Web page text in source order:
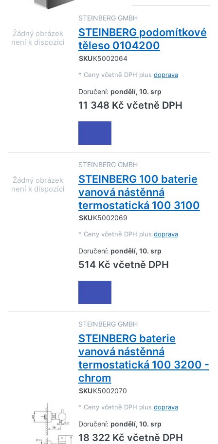
STEINBERG GMBH
STEINBERG podomítkové
těleso 0104200
SKUK5002064
* Ceny včetně DPH plus doprava
Doručení: pondělí, 10. srp
11 348 Kč včetně DPH
STEINBERG GMBH
STEINBERG 100 baterie
vanová nástěnná
termostatická 100 3100
SKUK5002069
* Ceny včetně DPH plus doprava
Doručení: pondělí, 10. srp
514 Kč včetně DPH
STEINBERG GMBH
STEINBERG baterie
vanová nástěnná
termostatická 100 3200 -
chrom
SKUK5002070
* Ceny včetně DPH plus doprava
Doručení: pondělí, 10. srp
18 322 Kč včetně DPH